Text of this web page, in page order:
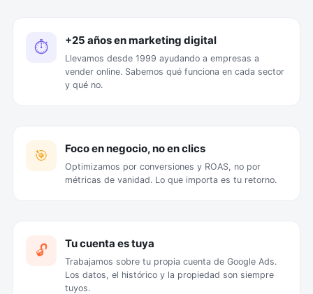
⏱️ +25 años en marketing digital
Llevamos desde 1999 ayudando a empresas a
vender online. Sabemos qué funciona en cada sector
y qué no.
🎯 Foco en negocio, no en clics
Optimizamos por conversiones y ROAS, no por
métricas de vanidad. Lo que importa es tu retorno.
🔓 Tu cuenta es tuya
Trabajamos sobre tu propia cuenta de Google Ads.
Los datos, el histórico y la propiedad son siempre
tuyos.